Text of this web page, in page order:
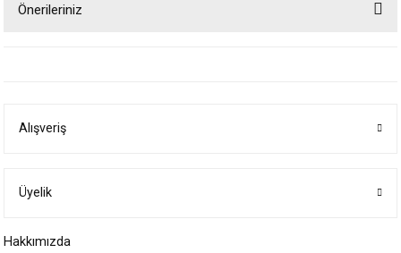
Önerileriniz
Ürün bilgilerinde hatalar bulunuyor.
Bu ürüne benzer farklı alternatifler olmalı.
Alışveriş
Üyelik
Hakkımızda